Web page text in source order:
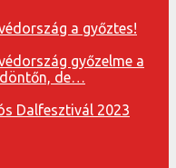
a győztes!
győzelme a
de…
Dalfesztivál 2023